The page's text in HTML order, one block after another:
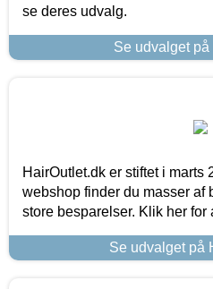
se deres udvalg.
Se udvalget
HairOutlet.dk er stiftet i marts
webshop finder du masser af
store besparelser. Klik her for
Se udvalget på